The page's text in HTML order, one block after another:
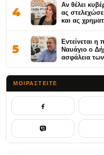
4
Αν θέλει
ας
και ας
5
Εντείνεται η
Ναυάγιο ο
ασφάλεια
ΜΟΙΡΑΣΤΕΊΤΕ